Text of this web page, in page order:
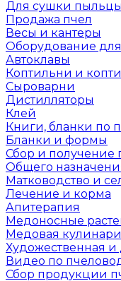
Для сушки
Продажа пчел
Весы и кантеры
Оборудование
Автоклавы
Коптильни и
Сыроварни
Дистилляторы
Клей
Книги, бланки по
Бланки и формы
Сбор и получение
Общего
Матководство и
Лечение и корма
Апитерапия
Медоносные
Медовая
Художественная и
Видео по
Сбор продукции